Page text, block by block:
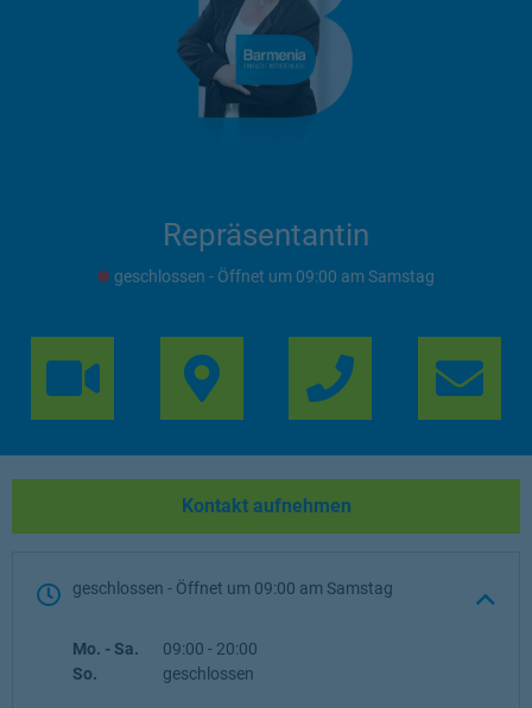
Repräsentantin
geschlossen - Öffnet um 09:00 Samstag
Link Opens in
Kontakt aufnehmen
geschlossen - Öffnet um 09:00 Samstag
Wochentag Öffnungszeiten
Mo. - Sa. 09:00 - 20:00
So.
geschlossen